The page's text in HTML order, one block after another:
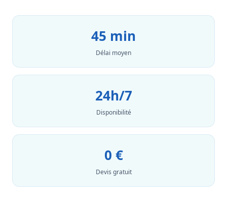
45 min
Délai moyen
24h/7
Disponibilité
0 €
Devis gratuit